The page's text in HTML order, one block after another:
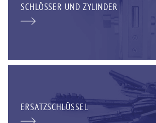
SCHLÖSSER UND ZYLINDER
ERSATZSCHLÜSSEL